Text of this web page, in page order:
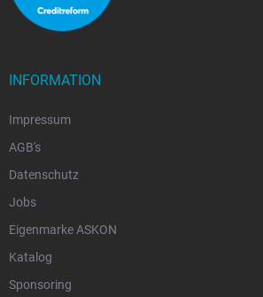
INFORMATION
Impressum
AGB's
Datenschutz
Jobs
Eigenmarke ASKON
Katalog
Sponsoring